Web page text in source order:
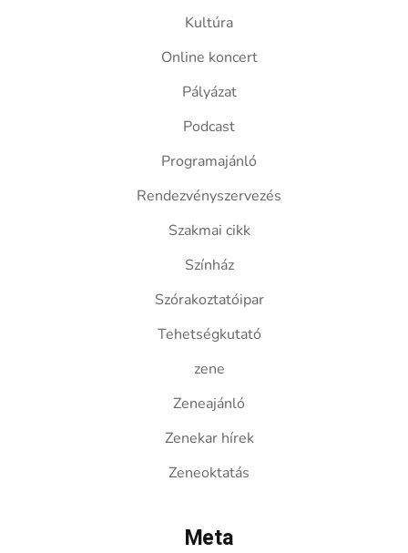
Kultúra
Online koncert
Pályázat
Podcast
Programajánló
Rendezvényszervezés
Szakmai cikk
Színház
Szórakoztatóipar
Tehetségkutató
zene
Zeneajánló
Zenekar hírek
Zeneoktatás
Meta